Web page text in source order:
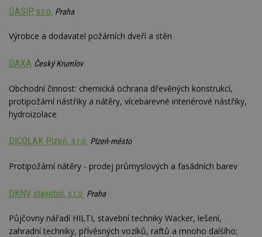
DASIP, s.r.o. Praha
Výrobce a dodavatel požárních dveří a stěn
DAXA Český Krumlov
Obchodní činnost: chemická ochrana dřevěných konstrukcí,
protipožární nástřiky a nátěry, vícebarevné interiérové nástřiky,
hydroizolace
DICOLAK Plzeň, s.r.o. Plzeň-město
Protipožární nátěry - prodej průmyslových a fasádních barev
DKNV stavební, s.r.o. Praha
Půjčovny nářadí HILTI, stavební techniky Wacker, lešení,
zahradní techniky, přívěsných vozíků, raftů a mnoho dalšího;